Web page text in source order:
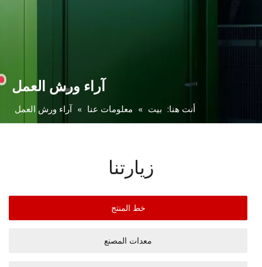
آراء ورش العمل
أنت هنا: بيت » معلومات عنا » آراء ورش العمل
زيارتنا
خط المنتج
معدات المصنع